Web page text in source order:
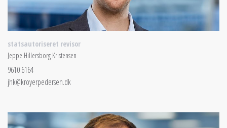
statsautoriseret revisor
Jeppe Hillersborg Kristensen
9610 6164
jhk@kroyerpedersen.dk